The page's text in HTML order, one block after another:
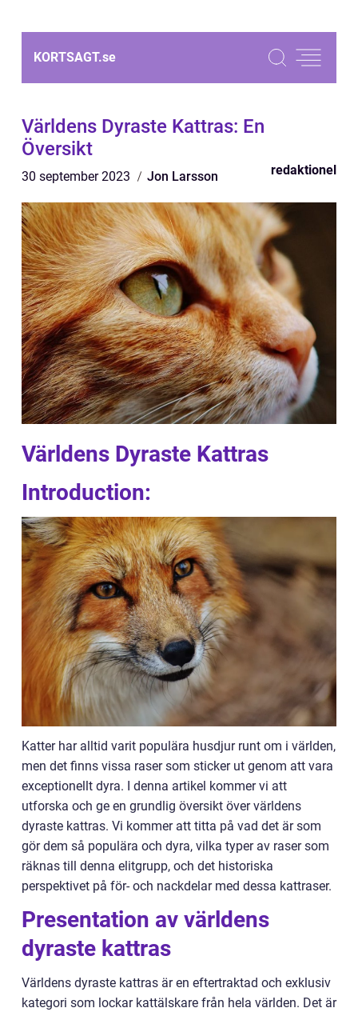
KORTSAGT.se
Världens Dyraste Kattras: En
Översikt
30 september 2023 Jon Larsson redaktionel
Världens Dyraste Kattras
Introduction:
Katter har alltid varit populära husdjur runt om i världen,
men det finns vissa raser som sticker ut genom att vara
exceptionellt dyra. I denna artikel kommer vi att
utforska och ge en grundlig översikt över världens
dyraste kattras. Vi kommer att titta på vad det är som
gör dem så populära och dyra, vilka typer av raser som
räknas till denna elitgrupp, och det historiska
perspektivet på för- och nackdelar med dessa kattraser.
Presentation av världens
dyraste kattras
Världens dyraste kattras är en eftertraktad och exklusiv
kategori som lockar kattälskare från hela världen. Det är